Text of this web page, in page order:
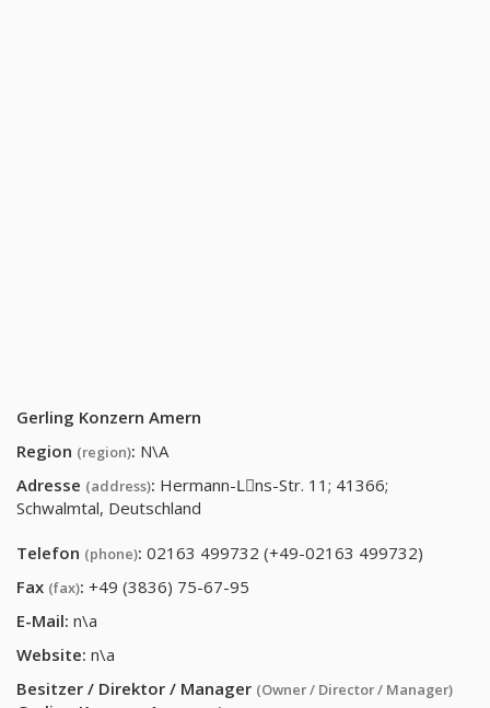
Gerling Konzern Amern
Region (region): N\A
Adresse (address): Hermann-Lِns-Str. 11; 41366;
Schwalmtal, Deutschland
Telefon (phone): 02163 499732 (+49-02163 499732)
Fax (fax): +49 (3836) 75-67-95
E-Mail: n\a
Website: n\a
Besitzer / Direktor / Manager (Owner / Director / Manager)